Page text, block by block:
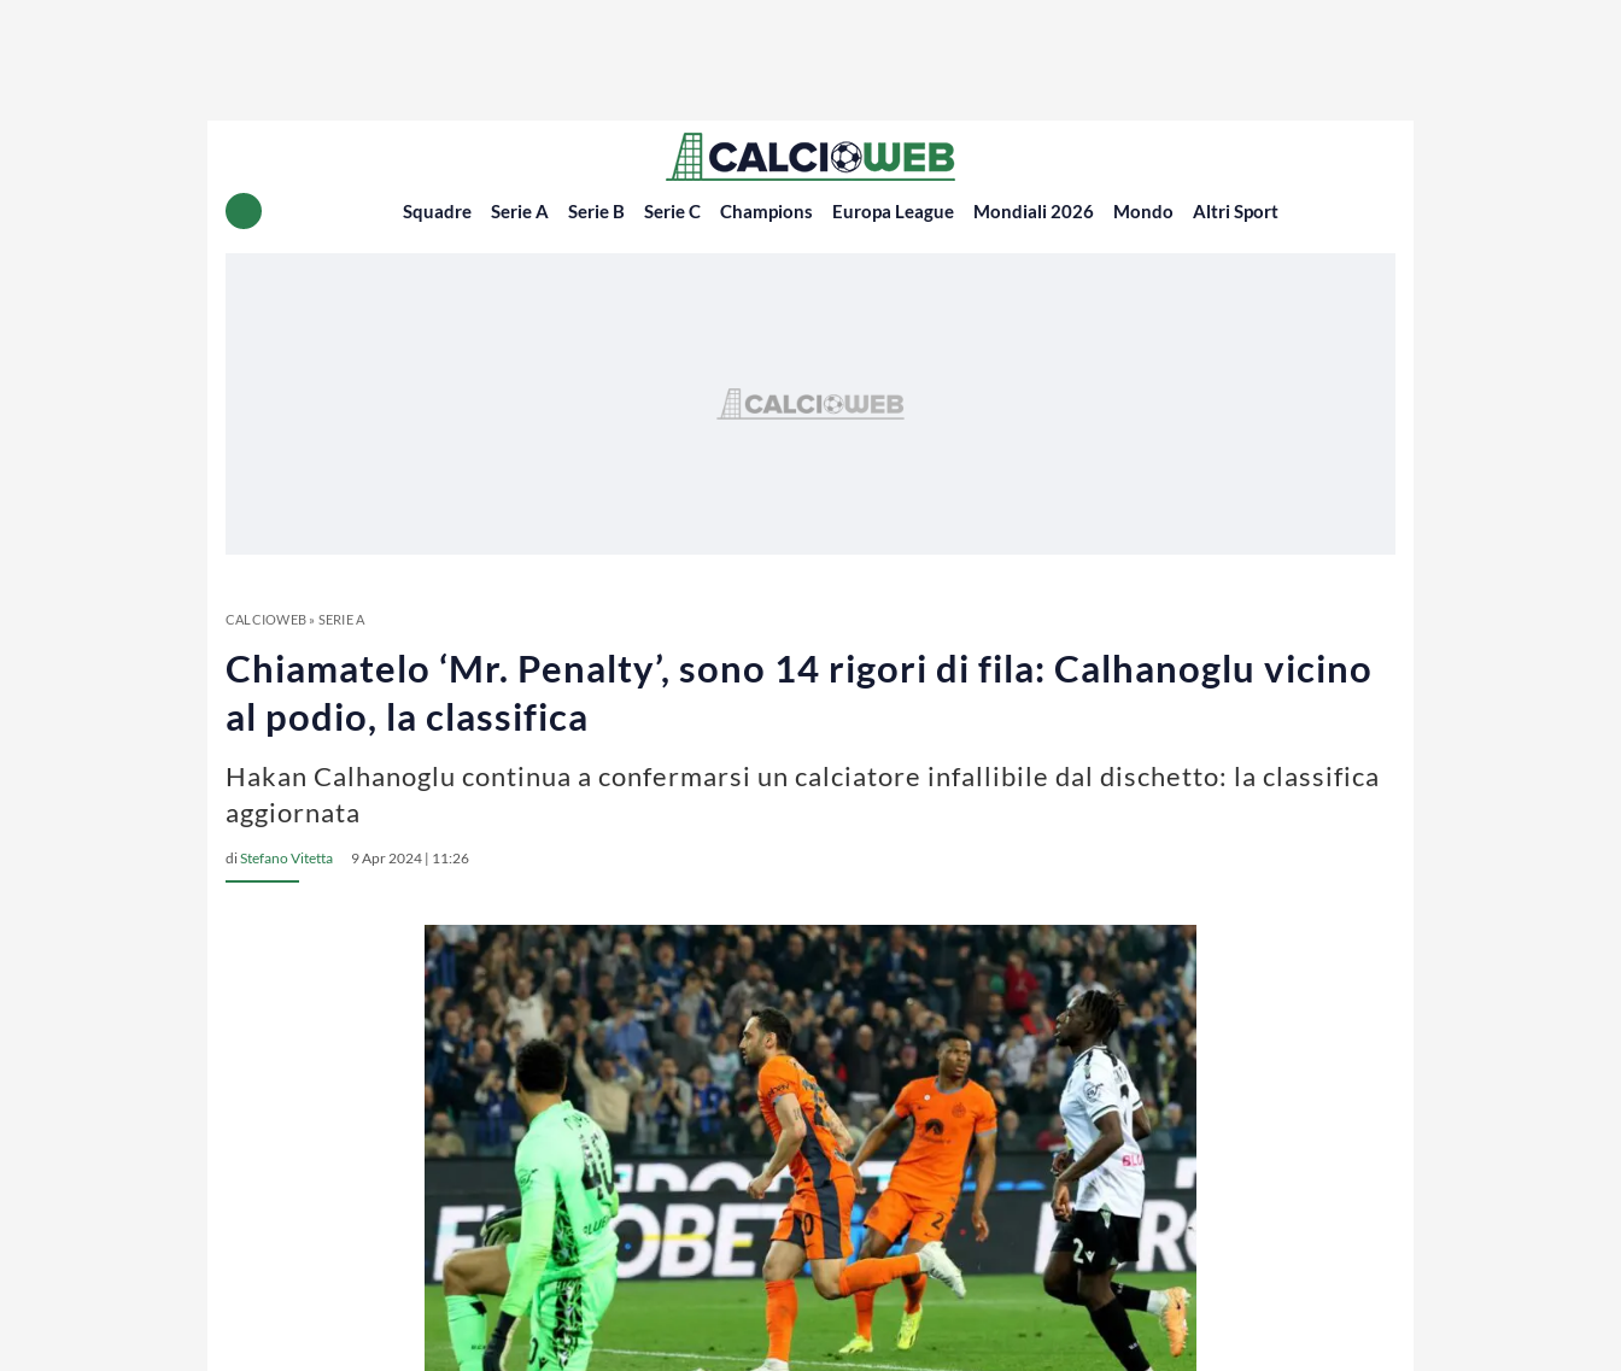
Squadre Serie A Serie B Serie C Champions Europa League Mondiali 2026 Mondo Altri Sport
CALCIOWEB» SERIE A
Chiamatelo ‘Mr. Penalty’, sono 14 rigori di fila: Calhanoglu vicino
al podio, la classifica
Hakan Calhanoglu continua a confermarsi un calciatore infallibile dal dischetto: la classifica
aggiornata
diStefano Vitetta 9 Apr 2024 | 11:26